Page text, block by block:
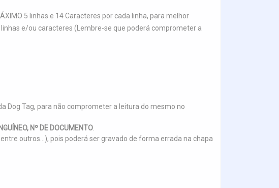
5 linhas e 14 Caracteres por cada linha, para melhor
e/ou caracteres (Lembre-se que poderá comprometer a
Dog Tag, para não comprometer a leitura do mesmo no
Nº DE DOCUMENTO.
outros...), pois poderá ser gravado de forma errada na chapa